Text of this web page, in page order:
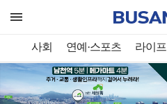
사회 연예·스포츠 라이프